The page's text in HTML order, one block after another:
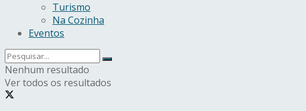
Turismo
Na Cozinha
Eventos
Nenhum resultado
Ver todos os resultados